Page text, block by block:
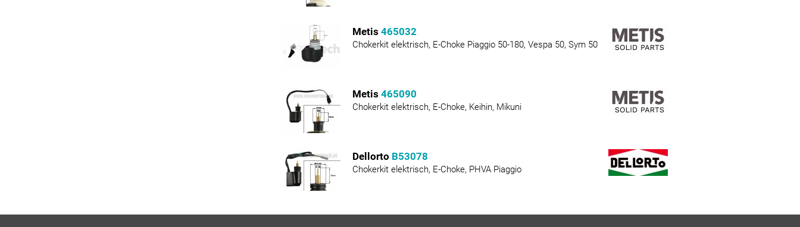
Metis 465032
Chokerkit elektrisch, E-Choke Piaggio 50-180, Vespa 50, Sym 50
Metis 465090
Chokerkit elektrisch, E-Choke, Keihin, Mikuni
Dellorto B53078
Chokerkit elektrisch, E-Choke, PHVA Piaggio